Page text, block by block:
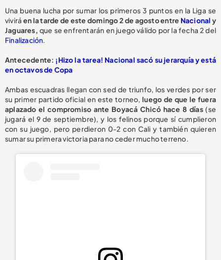
Una buena lucha por sumar los primeros 3 puntos en la Liga se
vivirá en la tarde de este domingo 2 de agosto entre Nacional y
Jaguares, que se enfrentarán en juego válido por la fecha 2 del
Finalización.
Antecedente: ¡Hizo la tarea! Nacional sacó su jerarquía y está
en octavos de Copa
Ambas escuadras llegan con sed de triunfo, los verdes por ser
su primer partido oficial en este torneo,luego de que le fuera
aplazado el compromiso ante Boyacá Chicó hace 8 días(se
jugará el 9 de septiembre), y los felinos porque sí cumplieron
con su juego, pero perdieron 0-2 con Cali y también quieren
sumar su primera victoria para no ceder mucho terreno.